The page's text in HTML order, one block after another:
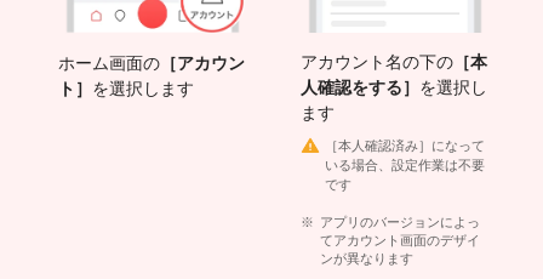
ホーム画面の ［アカウン
ト］ を選択します
アカウント名の下の ［本
人確認をする］ を選択し
ます
［本人確認済み］になって
いる場合、設定作業は不要
です
アプリのバージョンによっ
てアカウント画面のデザイ
ンが異なります